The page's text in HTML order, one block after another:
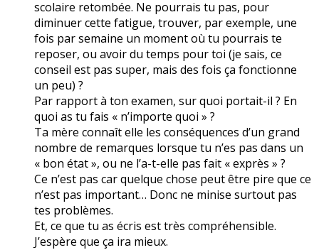
scolaire retombée. Ne pourrais tu pas, pour
diminuer cette fatigue, trouver, par exemple, une
fois par semaine un moment où tu pourrais te
reposer, ou avoir du temps pour toi (je sais, ce
conseil est pas super, mais des fois ça fonctionne
un peu) ?
Par rapport à ton examen, sur quoi portait-il ? En
quoi as tu fais « n’importe quoi » ?
Ta mère connaît elle les conséquences d’un grand
nombre de remarques lorsque tu n’es pas dans un
« bon état », ou ne l’a-t-elle pas fait « exprès » ?
Ce n’est pas car quelque chose peut être pire que ce
n’est pas important… Donc ne minise surtout pas
tes problèmes.
Et, ce que tu as écris est très compréhensible.
J’espère que ça ira mieux.